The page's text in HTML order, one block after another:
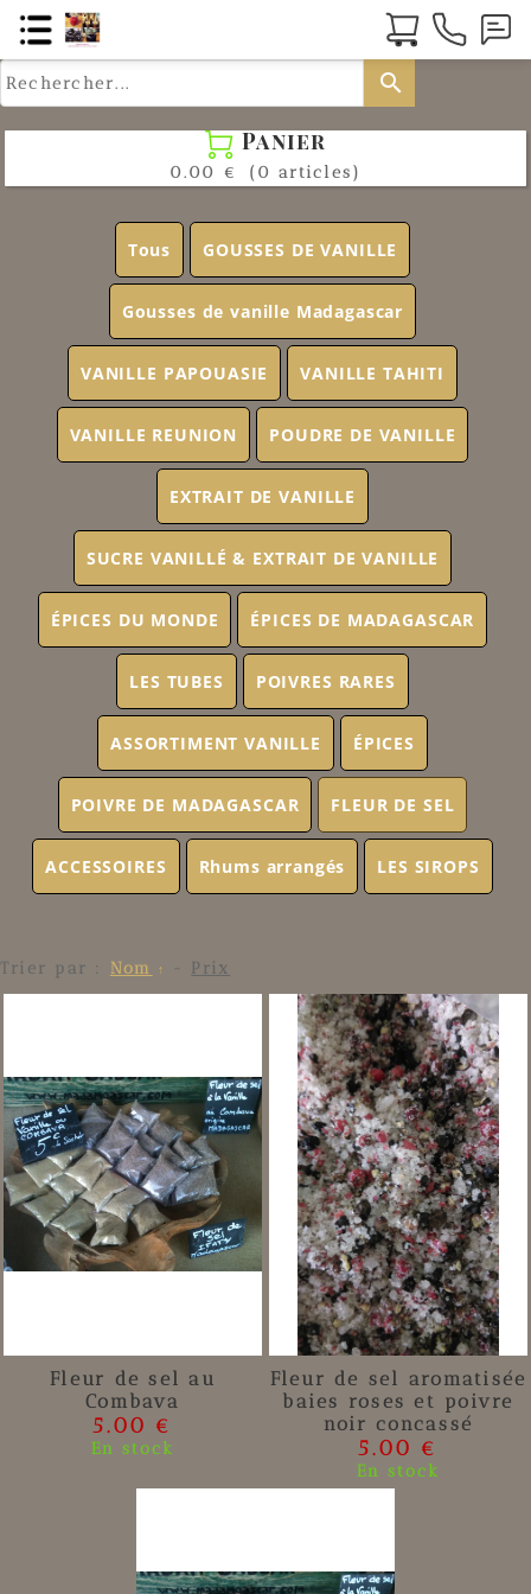
search
 Panier
0.00 € (0 articles)
Tous GOUSSES DE VANILLE
Gousses de vanille Madagascar
VANILLE PAPOUASIE VANILLE TAHITI
VANILLE REUNION POUDRE DE VANILLE
EXTRAIT DE VANILLE
SUCRE VANILLÉ & EXTRAIT DE VANILLE
ÉPICES DU MONDE ÉPICES DE MADAGASCAR
LES TUBES POIVRES RARES
ASSORTIMENT VANILLE ÉPICES
POIVRE DE MADAGASCAR FLEUR DE SEL
ACCESSOIRES Rhums arrangés LES SIROPS
Trier par : Nom Prix
Fleur de sel au
Combava
5.00 €
En stock
Fleur de sel aromatisée
baies roses et poivre
noir concassé
5.00 €
En stock